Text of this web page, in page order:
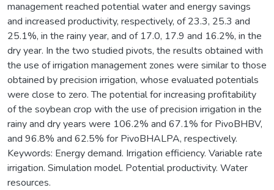
management reached potential water and energy savings
and increased productivity, respectively, of 23.3, 25.3 and
25.1%, in the rainy year, and of 17.0, 17.9 and 16.2%, in the
dry year. In the two studied pivots, the results obtained with
the use of irrigation management zones were similar to those
obtained by precision irrigation, whose evaluated potentials
were close to zero. The potential for increasing profitability
of the soybean crop with the use of precision irrigation in the
rainy and dry years were 106.2% and 67.1% for PivoBHBV,
and 96.8% and 62.5% for PivoBHALPA, respectively.
Keywords: Energy demand. Irrigation efficiency. Variable rate
irrigation. Simulation model. Potential productivity. Water
resources.